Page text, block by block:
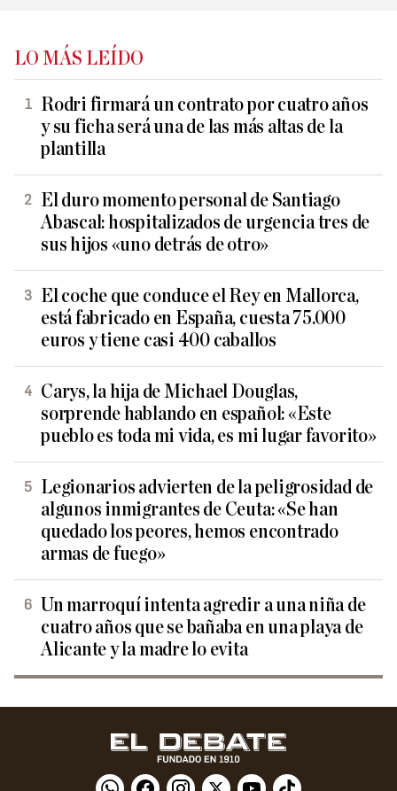
LO MÁS LEÍDO
Rodri firmará un contrato por cuatro años
y su ficha será una de las más altas de la
plantilla
El duro momento personal de Santiago
Abascal: hospitalizados de urgencia tres de
sus hijos «uno detrás de otro»
El coche que conduce el Rey en Mallorca,
está fabricado en España, cuesta 75.000
euros y tiene casi 400 caballos
Carys, la hija de Michael Douglas,
sorprende hablando en español: «Este
pueblo es toda mi vida, es mi lugar favorito»
Legionarios advierten de la peligrosidad de
algunos inmigrantes de Ceuta: «Se han
quedado los peores, hemos encontrado
armas de fuego»
Un marroquí intenta agredir a una niña de
cuatro años que se bañaba en una playa de
Alicante y la madre lo evita